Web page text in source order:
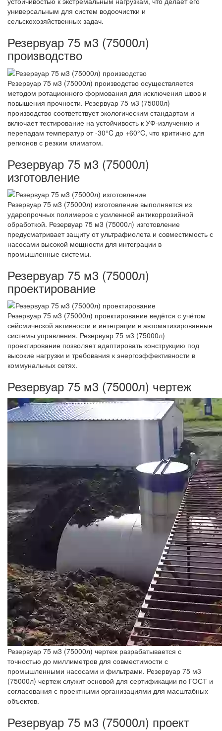
универсальным для систем водоочистки и
сельскохозяйственных задач.
Резервуар 75 м3 (75000л)
производство
Резервуар 75 м3 (75000л) производство осуществляется
методом ротационного формования для исключения швов и
повышения прочности. Резервуар 75 м3 (75000л)
производство соответствует экологическим стандартам и
включает тестирование на устойчивость к УФ-излучению и
перепадам температур от -30°C до +60°C, что критично для
регионов с резким климатом.
Резервуар 75 м3 (75000л)
изготовление
Резервуар 75 м3 (75000л) изготовление выполняется из
ударопрочных полимеров с усиленной антикоррозийной
обработкой. Резервуар 75 м3 (75000л) изготовление
предусматривает защиту от ультрафиолета и совместимость с
насосами высокой мощности для интеграции в
промышленные системы.
Резервуар 75 м3 (75000л)
проектирование
Резервуар 75 м3 (75000л) проектирование ведётся с учётом
сейсмической активности и интеграции в автоматизированные
системы управления. Резервуар 75 м3 (75000л)
проектирование позволяет адаптировать конструкцию под
высокие нагрузки и требования к энергоэффективности в
коммунальных сетях.
Резервуар 75 м3 (75000л) чертеж
Резервуар 75 м3 (75000л) чертеж разрабатывается с
точностью до миллиметров для совместимости с
промышленными насосами и фильтрами. Резервуар 75 м3
(75000л) чертеж служит основой для сертификации по ГОСТ и
согласования с проектными организациями для масштабных
объектов.
Резервуар 75 м3 (75000л) проект